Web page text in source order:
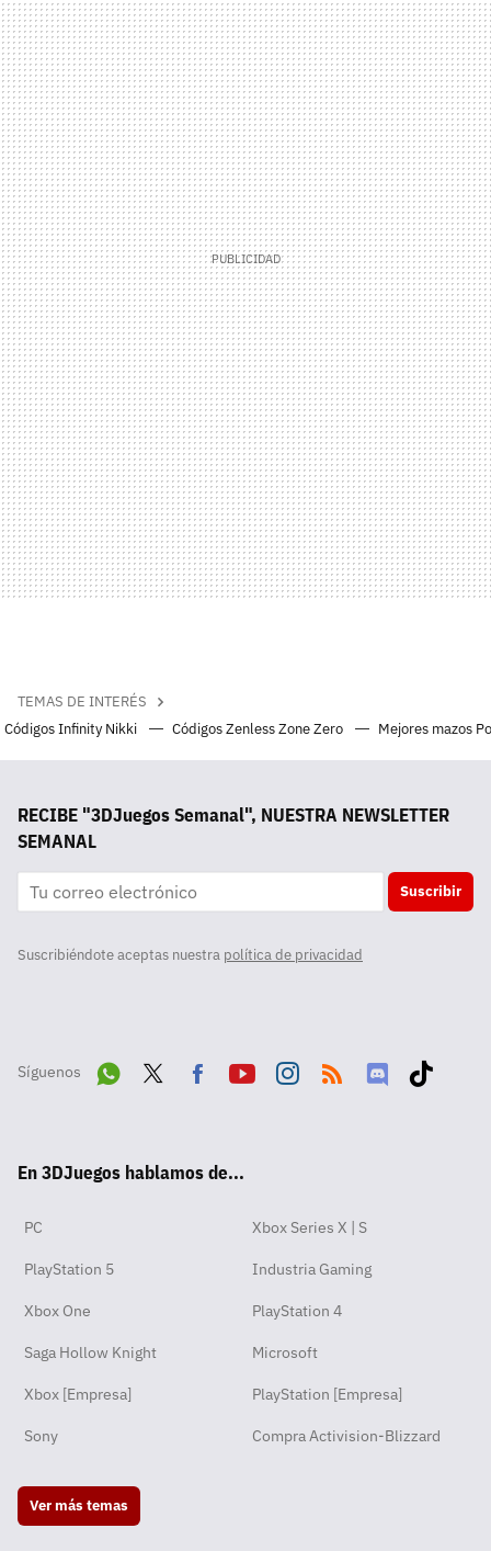
TEMAS DE INTERÉS
Códigos Infinity Nikki
Códigos Zenless Zone Zero Mejores mazos
RECIBE "3DJuegos Semanal", NUESTRA NEWSLETTER
SEMANAL
Suscribir
Suscribiéndote aceptas nuestra política de privacidad
Síguenos
pp
ok
En 3DJuegos hablamos de...
PC Xbox Series X | S
PlayStation 5 Industria Gaming
Xbox One PlayStation 4
Saga Hollow Knight Microsoft
Xbox [Empresa] PlayStation [Empresa]
Sony Compra Activision-Blizzard
Ver más temas